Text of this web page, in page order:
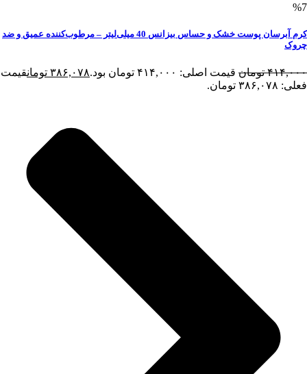
%7
کرم آبرسان پوست خشک و حساس بیزانس 40 میلی‌لیتر – مرطوب‌کننده عمیق و ضد
چروک
۴۱۴,۰۰۰ تومان قیمت اصلی: ۴۱۴,۰۰۰ تومان بود. ۳۸۶,۰۷۸ تومانقیمت
فعلی: ۳۸۶,۰۷۸ تومان.